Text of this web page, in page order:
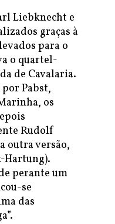
Liebknecht e
graças à
para o
o quartel-
de Cavalaria.
Pabst,
os
Rudolf
outra versão,
Hartung).
perante um
se
das